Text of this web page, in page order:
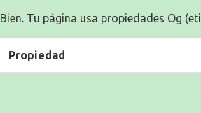
Bien. Tu página usa propiedades Og
Propiedad